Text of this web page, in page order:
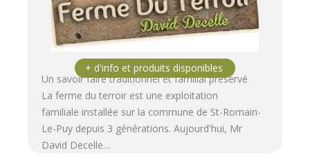
Un savoir faire traditionnel et familial préservé
La ferme du terroir est une exploitation
familiale installée sur la commune de St-Romain-
Le-Puy depuis 3 générations. Aujourd'hui, Mr
David Decelle…